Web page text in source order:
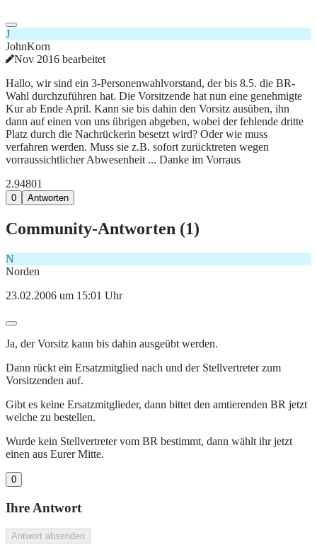
J
JohnKorn
Nov 2016 bearbeitet
Hallo, wir sind ein 3-Personenwahlvorstand, der bis 8.5. die BR-
Wahl durchzuführen hat. Die Vorsitzende hat nun eine genehmigte
Kur ab Ende April. Kann sie bis dahin den Vorsitz ausüben, ihn
dann auf einen von uns übrigen abgeben, wobei der fehlende dritte
Platz durch die Nachrückerin besetzt wird? Oder wie muss
verfahren werden. Muss sie z.B. sofort zurücktreten wegen
vorraussichtlicher Abwesenheit ... Danke im Vorraus
2.94801
0 Antworten
Community-Antworten (1)
N
Norden
23.02.2006 um 15:01 Uhr
Ja, der Vorsitz kann bis dahin ausgeübt werden.
Dann rückt ein Ersatzmitglied nach und der Stellvertreter zum
Vorsitzenden auf.
Gibt es keine Ersatzmitglieder, dann bittet den amtierenden BR jetzt
welche zu bestellen.
Wurde kein Stellvertreter vom BR bestimmt, dann wählt ihr jetzt
einen aus Eurer Mitte.
0
Ihre Antwort
Antwort absenden